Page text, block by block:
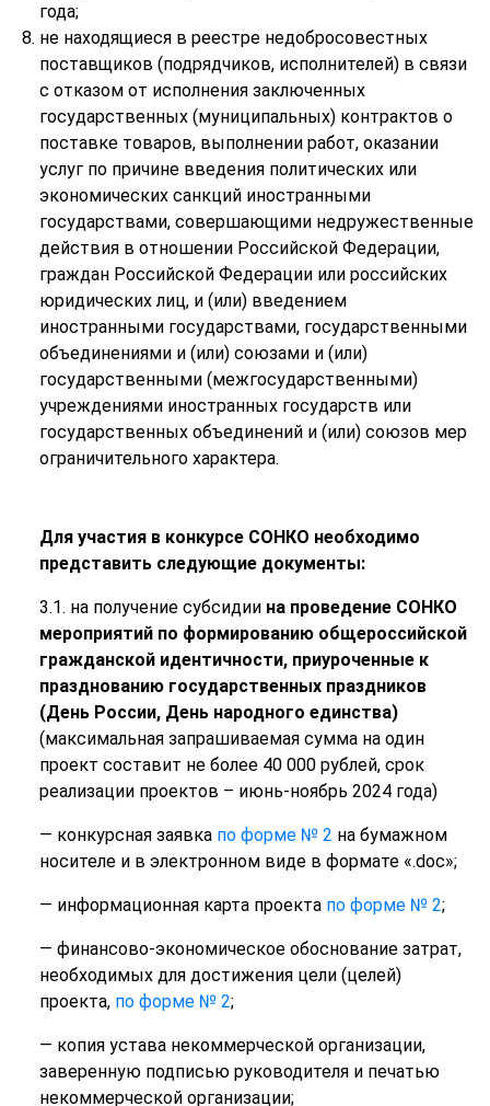
года;
не находящиеся в реестре недобросовестных
поставщиков (подрядчиков, исполнителей) в связи
с отказом от исполнения заключенных
государственных (муниципальных) контрактов о
поставке товаров, выполнении работ, оказании
услуг по причине введения политических или
экономических санкций иностранными
государствами, совершающими недружественные
действия в отношении Российской Федерации,
граждан Российской Федерации или российских
юридических лиц, и (или) введением
иностранными государствами, государственными
объединениями и (или) союзами и (или)
государственными (межгосударственными)
учреждениями иностранных государств или
государственных объединений и (или) союзов мер
ограничительного характера.
Для участия в конкурсе СОНКО необходимо
представить следующие документы:
3.1. на получение субсидии на проведение СОНКО
мероприятий по формированию общероссийской
гражданской идентичности, приуроченные к
празднованию государственных праздников
(День России, День народного единства)
(максимальная запрашиваемая сумма на один
проект составит не более 40 000 рублей, срок
реализации проектов – июнь-ноябрь 2024 года)
— конкурсная заявка по форме № 2 на бумажном
носителе и в электронном виде в формате «.doc»;
— информационная карта проекта по форме № 2;
— финансово-экономическое обоснование затрат,
необходимых для достижения цели (целей)
проекта, по форме № 2;
— копия устава некоммерческой организации,
заверенную подписью руководителя и печатью
некоммерческой организации;